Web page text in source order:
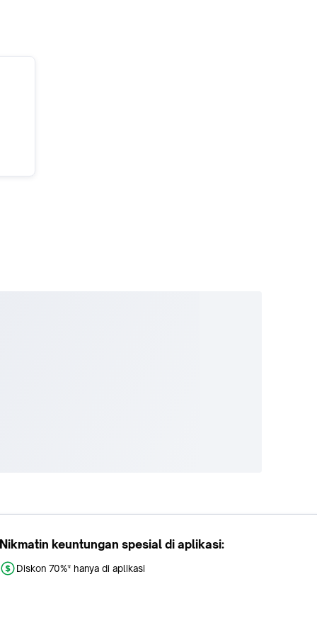
Nikmatin keuntungan spesial di aplikasi:
Diskon 70%* hanya di aplikasi